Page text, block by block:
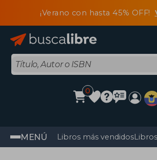
¡Verano con hasta 45% OFF!
0
MENÚ Libros más vendidos